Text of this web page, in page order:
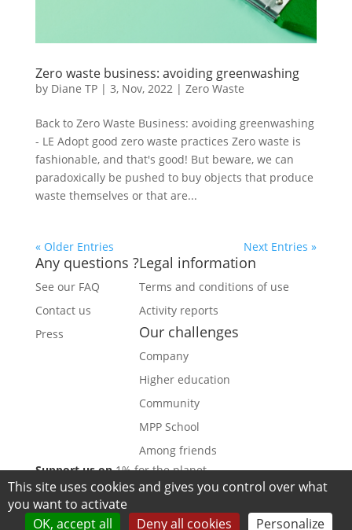
Zero waste business: avoiding greenwashing
by Diane TP| 3, Nov, 2022| Zero Waste
Back to Zero Waste Business: avoiding greenwashing
- LE Adopt good zero waste practices Zero waste is
fashionable, and that's good! But beware, we can
paradoxically be pushed to buy objects that produce
waste themselves or that are...
« Older Entries Next Entries »
Any questions ?
See our FAQ
Contact us
Press
Legal information
Terms and conditions of use
Activity reports
Our challenges
Company
Higher education
Community
MPP School
Among friends
Facebook
Support us on 1% for the planet
Designed byElegant Themes | Powered by
This site uses cookies and gives you control over what
you want to activate
OK, accept all
Deny all cookies Personalize